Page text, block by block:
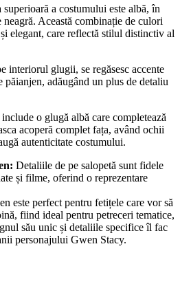
superioară a costumului este albă, în
Această combinație de culori
elegant, care reflectă stilul distinctiv al
interiorul glugii, se regăsesc accente
adăugând un plus de detaliu
o glugă albă care completează
acoperă complet fața, având ochii
autenticitate costumului.
Detaliile de pe salopetă sunt fidele
și filme, oferind o reprezentare
este perfect pentru fetițele care vor să
fiind ideal pentru petreceri tematice,
său unic și detaliile specifice îl fac
personajului Gwen Stacy.